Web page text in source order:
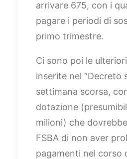
arrivare 675, con i
pagare i periodi di
primo trimestre.
Ci sono poi le
inserite nel “Decreto
settimana scorsa,
dotazione
milioni) che
FSBA di non aver
pagamenti nel corso